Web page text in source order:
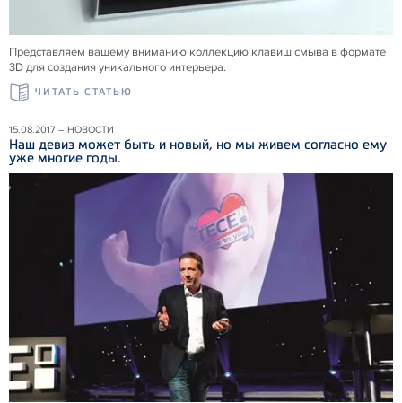
Представляем вашему вниманию коллекцию клавиш смыва в формате
3D для создания уникального интерьера.
ЧИТАТЬ СТАТЬЮ
15.08.2017 – НОВОСТИ
Наш девиз может быть и новый, но мы живем согласно ему
уже многие годы.